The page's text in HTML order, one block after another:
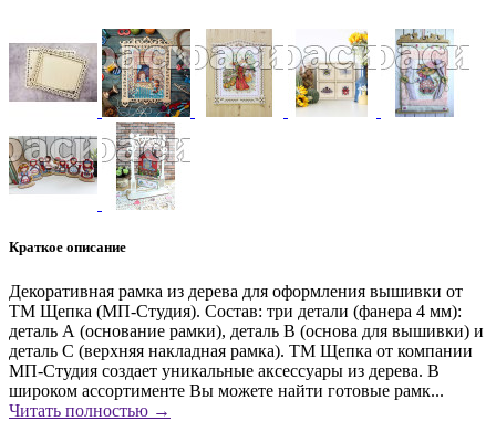
Краткое описание
Декоративная рамка из дерева для оформления вышивки от
ТМ Щепка (МП-Студия). Состав: три детали (фанера 4 мм):
деталь А (основание рамки), деталь В (основа для вышивки) и
деталь С (верхняя накладная рамка). ТМ Щепка от компании
МП-Студия создает уникальные аксессуары из дерева. В
широком ассортименте Вы можете найти готовые рамк...
Читать полностью →